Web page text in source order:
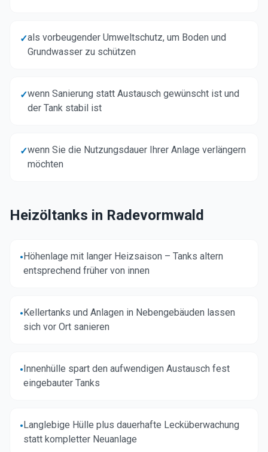
✓als vorbeugender Umweltschutz, um Boden und
Grundwasser zu schützen
✓wenn Sanierung statt Austausch gewünscht ist und
der Tank stabil ist
✓wenn Sie die Nutzungsdauer Ihrer Anlage verlängern
möchten
Heizöltanks in Radevormwald
•Höhenlage mit langer Heizsaison – Tanks altern
entsprechend früher von innen
•Kellertanks und Anlagen in Nebengebäuden lassen
sich vor Ort sanieren
•Innenhülle spart den aufwendigen Austausch fest
eingebauter Tanks
•Langlebige Hülle plus dauerhafte Lecküberwachung
statt kompletter Neuanlage